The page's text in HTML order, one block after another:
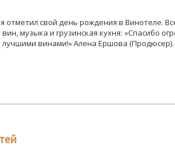
отметил свой день рождения в Винотеле.
музыка и грузинская кухня: «Спасибо
винами!» Алена Ершова (Продюсер).